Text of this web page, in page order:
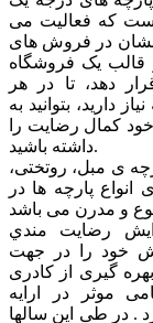
که فعالیت می
در فروش های
قالب یک فروشگاه
دهد، تا در هر
دارید، بتوانید به
خود کمال رضایت را
داشته باشید.
ی مبل، روتختی،
پارچه ها در
رضايت مندي
خود را در جهت
گیری از کادری
موثر در ارايه
. در طی این سالها